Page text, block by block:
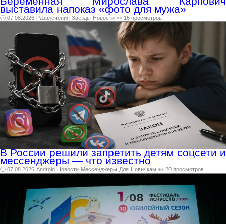
выставила напоказ «фото для мужа»
🕑 07.08.2026 Развлечения Звезды Новости 👀 16 просмотров
В России решили запретить детям соцсети и
мессенджеры — что известно
🕑 07.08.2026 Android Новости Мессенджеры Для Новичкам 👀 20 просмотров